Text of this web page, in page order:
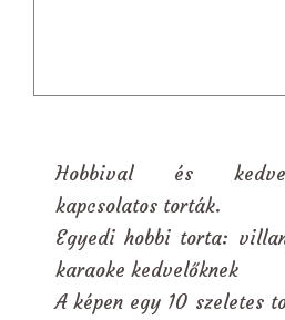
Hobbival és
kapcsolatos torták.
Egyedi hobbi torta:
karaoke kedvelőknek
A képen egy 10 szeletes